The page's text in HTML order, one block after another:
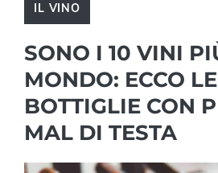
IL VINO
SONO I 10 VINI
MONDO: ECCO LE
BOTTIGLIE CON
MAL DI TESTA